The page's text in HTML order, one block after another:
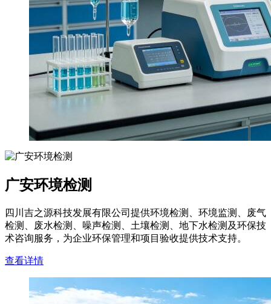
广安环境检测
四川吉之源科技发展有限公司提供环境检测、环境监测、废气
检测、废水检测、噪声检测、土壤检测、地下水检测及环保技
术咨询服务，为企业环保管理和项目验收提供技术支持。
查看详情